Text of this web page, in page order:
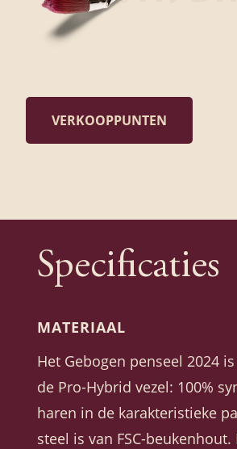
VERKOOPPUNTEN
Specificaties
MATERIAAL
Het Gebogen penseel 2024
de Pro-Hybrid vezel: 100%
haren in de karakteristieke
steel is van FSC-